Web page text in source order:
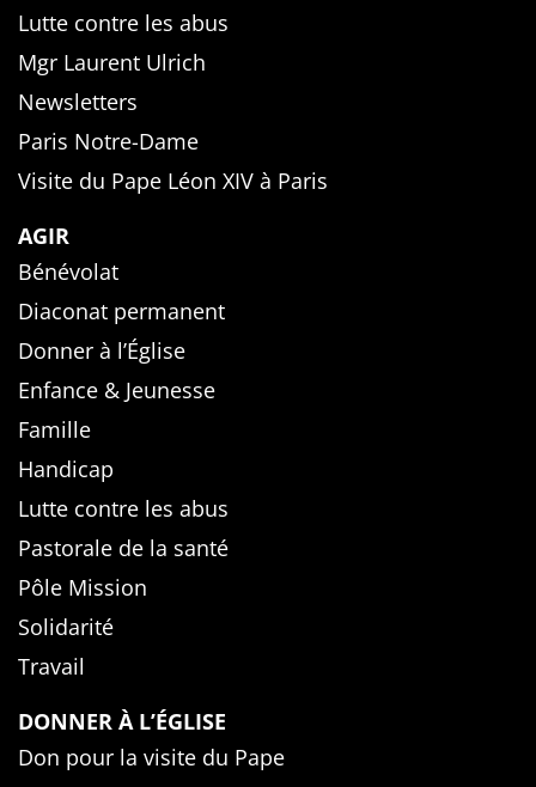
Lutte contre les abus
Mgr Laurent Ulrich
Newsletters
Paris Notre-Dame
Visite du Pape Léon XIV à Paris
AGIR
Bénévolat
Diaconat permanent
Donner à l’Église
Enfance & Jeunesse
Famille
Handicap
Lutte contre les abus
Pastorale de la santé
Pôle Mission
Solidarité
Travail
DONNER À L’ÉGLISE
Don pour la visite du Pape